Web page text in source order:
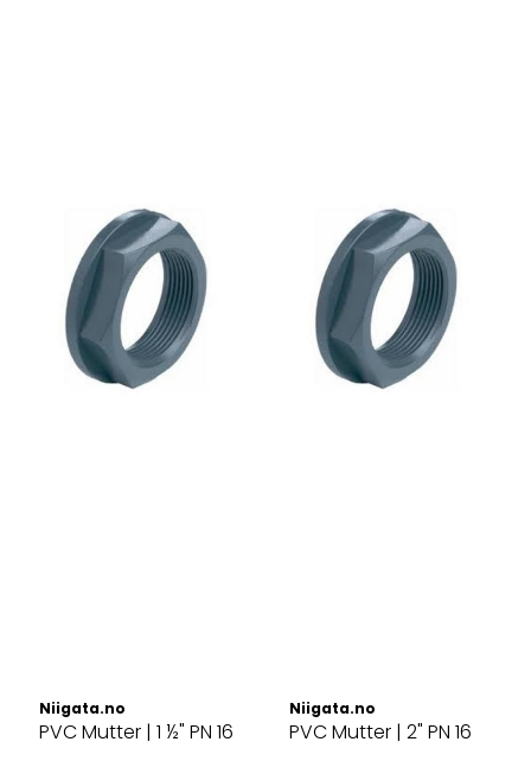
Niigata.no
PVC Mutter | 1 ½" PN 16
Niigata.no
PVC Mutter | 2" PN 16